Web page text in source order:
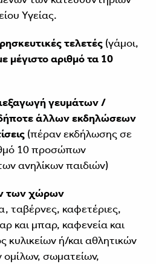
Υγείας.
τελετές(γάμοι,
μέγιστο αριθμό τα 10
γευμάτων /
άλλων εκδηλώσεων
(πέραν εκδήλωσης σε
10 προσώπων
ανηλίκων παιδιών)
των χώρων
ταβέρνες, καφετέριες,
και μπαρ, καφενεία και
κυλικείων ή/και αθλητικών
ομίλων, σωματείων,